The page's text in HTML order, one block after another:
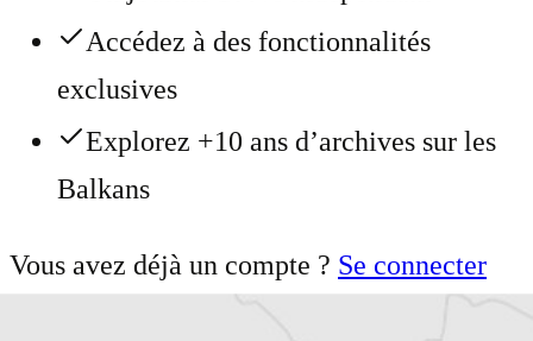
Accédez à des fonctionnalités
exclusives
Explorez +10 ans d’archives sur les
Balkans
Vous avez déjà un compte ? Se connecter